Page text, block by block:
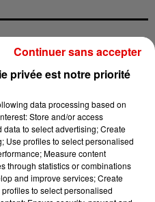
STROMAE
15h09
15h09
ALEX WARREN
privée est notre priorité
data processing based on
Store and/or access
to select advertising; Create
Use profiles to select personalised
Measure content
through statistics or combinations
and improve services; Create
to select personalised
Continuer sans accepter